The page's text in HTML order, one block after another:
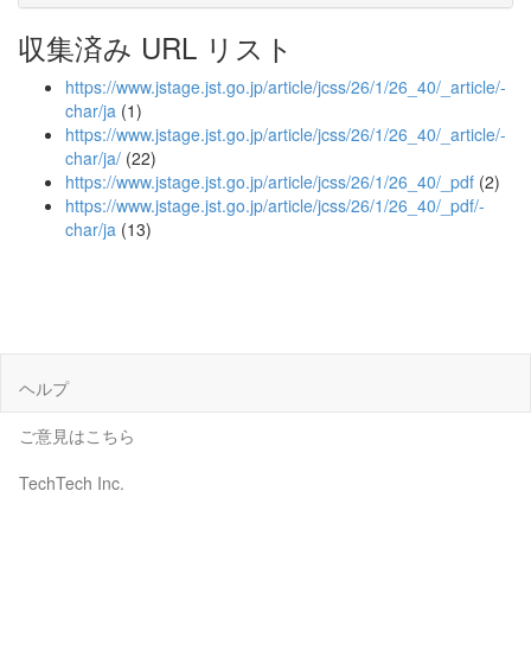
収集済み URL リスト
https://www.jstage.jst.go.jp/article/jcss/26/1/26_40/_article/-
char/ja (1)
https://www.jstage.jst.go.jp/article/jcss/26/1/26_40/_article/-
char/ja/ (22)
https://www.jstage.jst.go.jp/article/jcss/26/1/26_40/_pdf (2)
https://www.jstage.jst.go.jp/article/jcss/26/1/26_40/_pdf/-
char/ja (13)
ヘルプ
ご意見はこちら
TechTech Inc.